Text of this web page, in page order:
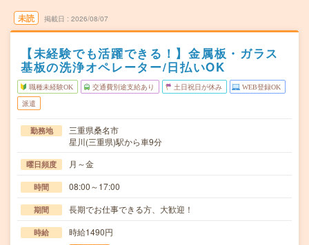
未読 掲載日 2026/08/07
【未経験でも活躍できる！】金属板・ガラス
基板の洗浄オペレーター/日払いOK
職種未経験OK 交通費別途支給あり 土日祝日が休み WEB登録OK
派遣
勤務地
三重県桑名市
星川(三重県)駅から車9分
曜日頻度 月～金
時間 08:00～17:00
期間 長期でお仕事できる方、大歓迎！
時給 時給1490円